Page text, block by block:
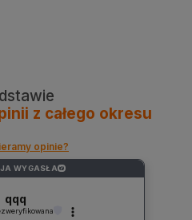
z całego okresu
opinie?
WYGASŁA ?
qqq